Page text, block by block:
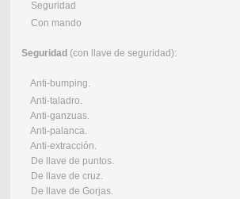
Seguridad
Con mando
Seguridad(con llave de seguridad):
Anti-bumping.
Anti-taladro.
Anti-ganzuas.
Anti-palanca.
Anti-extracción.
De llave de puntos.
De llave de cruz.
De llave de Gorjas.